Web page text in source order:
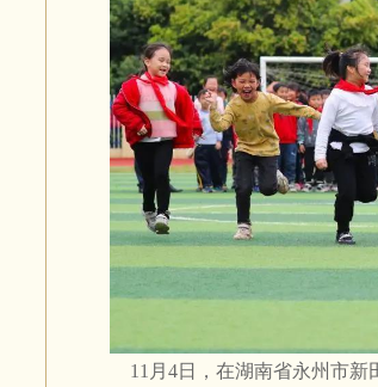
11 月 4日，在湖南省永州市新